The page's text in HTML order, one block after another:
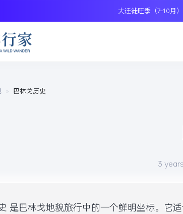
大迁徙旺季（7–10月
巴林戈历史
3
是巴林戈地貌旅行中的一个鲜明坐标。它